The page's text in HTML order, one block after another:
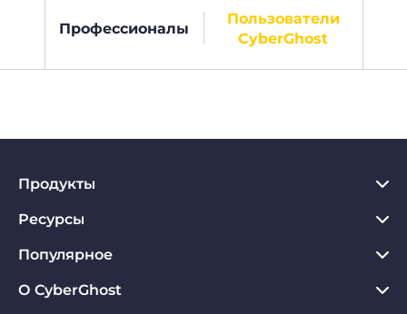
Профессионалы
Пользователи
CyberGhost
Продукты
VPN для PC
VPN для Chrome
VPN для Mac
Ресурсы
Что такое VPN
Хаб по конфиденциальности
Популярное
Отзывы о CyberGhost VPN
О CyberGhost